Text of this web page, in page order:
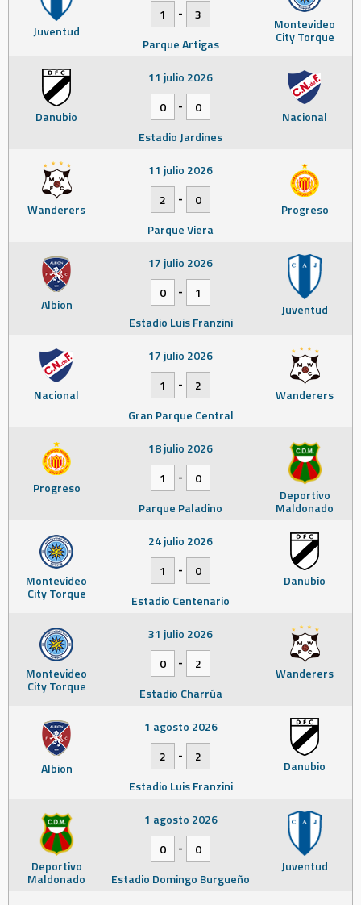
Juventud Montevideo
City Torque
1
-
3
Parque Artigas
Danubio Nacional
11 julio 2026
0
-
0
Estadio Jardines
Wanderers Progreso
11 julio 2026
2
-
0
Parque Viera
Albion Juventud
17 julio 2026
0
-
1
Estadio Luis Franzini
Nacional Wanderers
17 julio 2026
1
-
2
Gran Parque Central
Progreso Deportivo
Maldonado
18 julio 2026
1
-
0
Parque Paladino
Montevideo
City Torque
Danubio
24 julio 2026
1
-
0
Estadio Centenario
Montevideo
City Torque
Wanderers
31 julio 2026
0
-
2
Estadio Charrúa
Albion Danubio
1 agosto 2026
2
-
2
Estadio Luis Franzini
Deportivo
Maldonado
Juventud
1 agosto 2026
0
-
0
Estadio Domingo Burgueño